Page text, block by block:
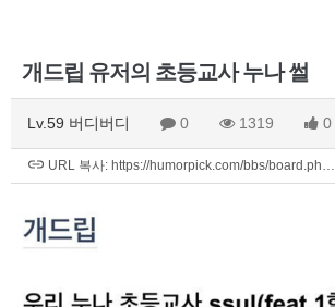
개드립 유저의 초등교사 누나 썰
Lv.59 버디버디 0 1319 0
URL 복사: https://humorpick.com/bbs/board.ph…